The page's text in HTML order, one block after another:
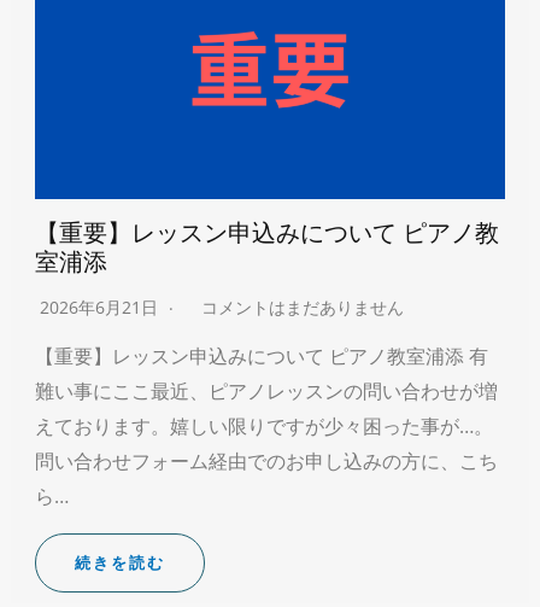
【重要】レッスン申込みについて ピアノ教
室浦添
2026年6月21日 コメントはまだありません
【重要】レッスン申込みについて ピアノ教室浦添 有
難い事にここ最近、ピアノレッスンの問い合わせが増
えております。嬉しい限りですが少々困った事が…。
問い合わせフォーム経由でのお申し込みの方に、こち
ら…
続きを読む